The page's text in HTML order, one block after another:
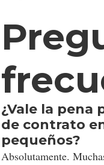
¿Vale la pena
de contrato
pequeños?
Absolutamente.